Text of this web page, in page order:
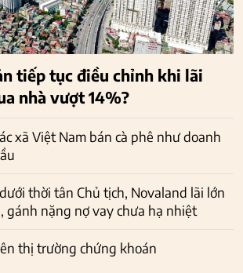
tiếp tục điều chỉnh khi lãi
nhà vượt 14%?
xã Việt Nam bán cà phê như doanh
thời tân Chủ tịch, Novaland lãi lớn
gánh nặng nợ vay chưa hạ nhiệt
thị trường chứng khoán